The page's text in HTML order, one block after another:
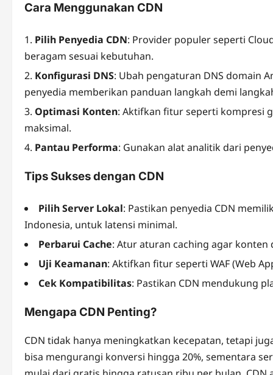
Cara Menggunakan CDN
Pilih Penyedia CDN: Provider populer seperti
beragam sesuai kebutuhan.
Konfigurasi DNS: Ubah pengaturan DNS domain
penyedia memberikan panduan langkah demi
Optimasi Konten: Aktifkan fitur seperti kompresi
maksimal.
Pantau Performa: Gunakan alat analitik dari
Tips Sukses dengan CDN
Pilih Server Lokal: Pastikan penyedia CDN
Indonesia, untuk latensi minimal.
Perbarui Cache: Atur aturan caching agar
Uji Keamanan: Aktifkan fitur seperti WAF (Web
Cek Kompatibilitas: Pastikan CDN mendukung
Mengapa CDN Penting?
CDN tidak hanya meningkatkan kecepatan, tetapi
bisa mengurangi konversi hingga 20%, sementara